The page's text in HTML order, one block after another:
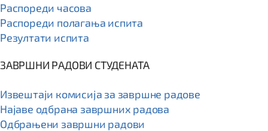
Распореди часова
Распореди полагања испита
Резултати испита
ЗАВРШНИ РАДОВИ СТУДЕНАТА
Извештаји комисија за завршне радове
Најаве одбрана завршних радова
Одбрањени завршни радови